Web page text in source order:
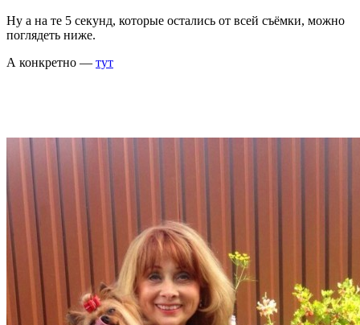
Ну а на те 5 секунд, которые остались от всей съёмки, можно
поглядеть ниже.
А конкретно — тут